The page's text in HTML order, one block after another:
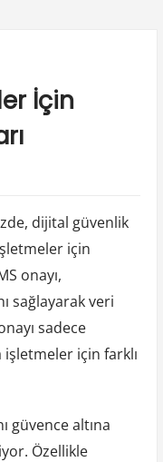
İçin
dijital güvenlik
için
onayı,
sağlayarak veri
sadece
işletmeler için farklı
güvence altına
Özellikle